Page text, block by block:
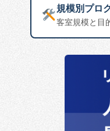
規模別プロ
客室規模と目